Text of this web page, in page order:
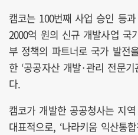
캠코는 100번째 사업 승인 등
2000억 원의 신규 개발사업 국
부 정책의 파트너로 국가 발전
한 ‘공공자산 개발·관리 전문
다.
캠코가 개발한 공공청사는 지
대표적으로, ‘나라키움 익산통